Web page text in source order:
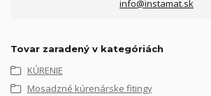
info@instamat.sk
Tovar zaradený v kategóriách
KÚRENIE
Mosadzné kúrenárske fitingy